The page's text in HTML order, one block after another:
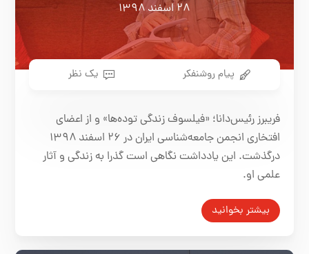
۲۸ اسفند ۱۳۹۸
پیام روشنفکر یک نظر
فریبرز رئیس‌دانا؛ «فیلسوف زندگی توده‌ها» و از اعضای
افتخاری انجمن جامعه‌شناسی ايران در ۲۶ اسفند ۱۳۹۸
درگذشت. اين يادداشت نگاهی است گذرا به زندگی و آثار
علمی او.
بیشتر بخوانید